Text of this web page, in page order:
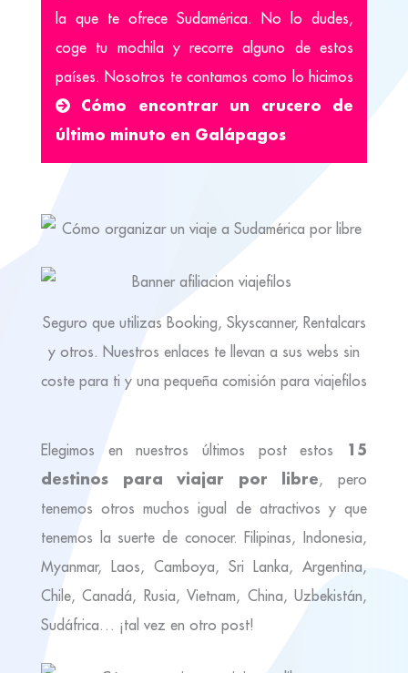
la que te ofrece Sudamérica. No lo dudes,
coge tu mochila y recorre alguno de estos
países. Nosotros te contamos como lo hicimos
Cómo encontrar un crucero de
último minuto en Galápagos
Seguro que utilizas Booking, Skyscanner, Rentalcars
y otros. Nuestros enlaces te llevan a sus webs sin
coste para ti y una pequeña comisión para viajefilos
Elegimos en nuestros últimos post estos 15
destinos para viajar por libre, pero
tenemos otros muchos igual de atractivos y que
tenemos la suerte de conocer. Filipinas, Indonesia,
Myanmar, Laos, Camboya, Sri Lanka, Argentina,
Chile, Canadá, Rusia, Vietnam, China, Uzbekistán,
Sudáfrica… ¡tal vez en otro post!